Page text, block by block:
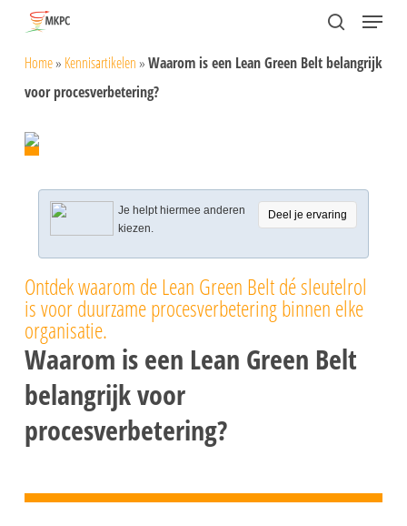
main
content
search
Menu
Home» Kennisartikelen»Waarom is een Lean Green Belt belangrijk
voor procesverbetering?
Deel je ervaring
Je helpt hiermee anderen
kiezen.
Ontdek waarom de Lean Green Belt dé sleutelrol
is voor duurzame procesverbetering binnen elke
organisatie.
Waarom is een Lean Green Belt
belangrijk voor
procesverbetering?
Close